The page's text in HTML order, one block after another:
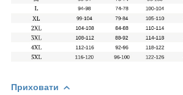
Приховати